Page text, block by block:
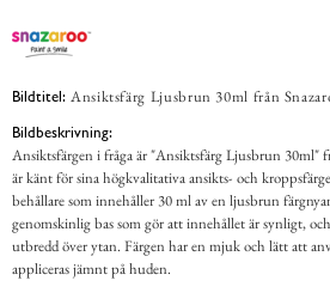
Bildtitel: Ansiktsfärg Ljusbrun 30ml från
Bildbeskrivning:
Ansiktsfärgen i fråga är "Ansiktsfärg Ljusbrun 30ml"
är känt för sina högkvalitativa ansikts- och
behållare som innehåller 30 ml av en ljusbrun
genomskinlig bas som gör att innehållet är synligt,
utbredd över ytan. Färgen har en mjuk och lätt att
appliceras jämnt på huden.